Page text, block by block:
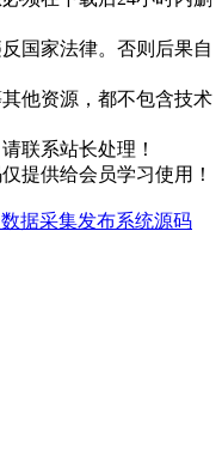
国家法律。否则后果自
他资源，都不包含技术
联系站长处理！
提供给会员学习使用！
据采集发布系统源码